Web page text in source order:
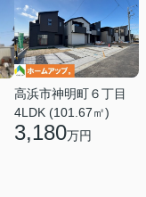
高浜市神明町６丁目
4LDK (101.67㎡)
3,180万円